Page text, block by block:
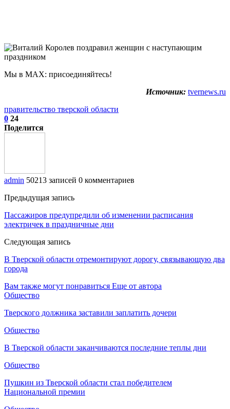
Мы в МАХ: присоединяйтесь!
Источник: tvernews.ru
правительство тверской области
0 24
Поделится
admin 50213 записей 0 комментариев
Предыдущая запись
Пассажиров предупредили об изменении расписания
электричек в праздничные дни
Следующая запись
В Тверской области отремонтируют дорогу, связывающую два
города
Вам также могут понравиться Еще от автора
Общество
Тверского должника заставили заплатить дочери
Общество
В Тверской области заканчиваются последние теплы дни
Общество
Пушкин из Тверской области стал победителем
Национальной премии